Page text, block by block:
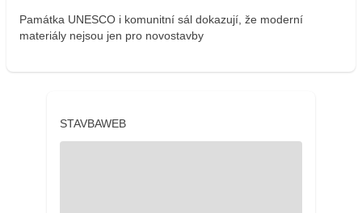
Památka UNESCO i komunitní sál dokazují, že moderní
materiály nejsou jen pro novostavby
STAVBAWEB